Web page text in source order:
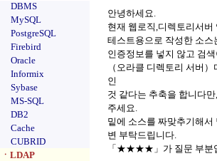
DBMS
MySQL
PostgreSQL
Firebird
Oracle
Informix
Sybase
MS-SQL
DB2
Cache
CUBRID
ㆍLDAP
안녕하세요.
현재 웹로직,디렉토리서
테스트용으로 작성한 소
인증정보를 넣지 않고 검
（오라클 디렉토리 서버
인
것 같다는 추축을 합니다
주세요.
밑에 소스를 짜맞추기해
변 부탁드립니다.
「★★★★」가 질문 부분